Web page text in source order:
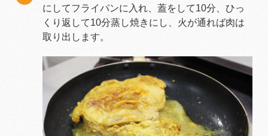
にしてフライパンに入れ、蓋をして10分、ひっ
くり返して10分蒸し焼きにし、火が通れば肉は
取り出します。